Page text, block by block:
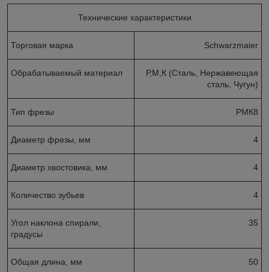
Технические характеристики
Торговая марка Schwarzmaier
Обрабатываемый материал
Р,М,К (Сталь, Нержавеющая
сталь, Чугун)
Тип фрезы РМК8
Диаметр фрезы, мм 4
Диаметр хвостовика, мм 4
Количество зубьев 4
Угол наклона спирали,
градусы
35
Общая длина, мм 50